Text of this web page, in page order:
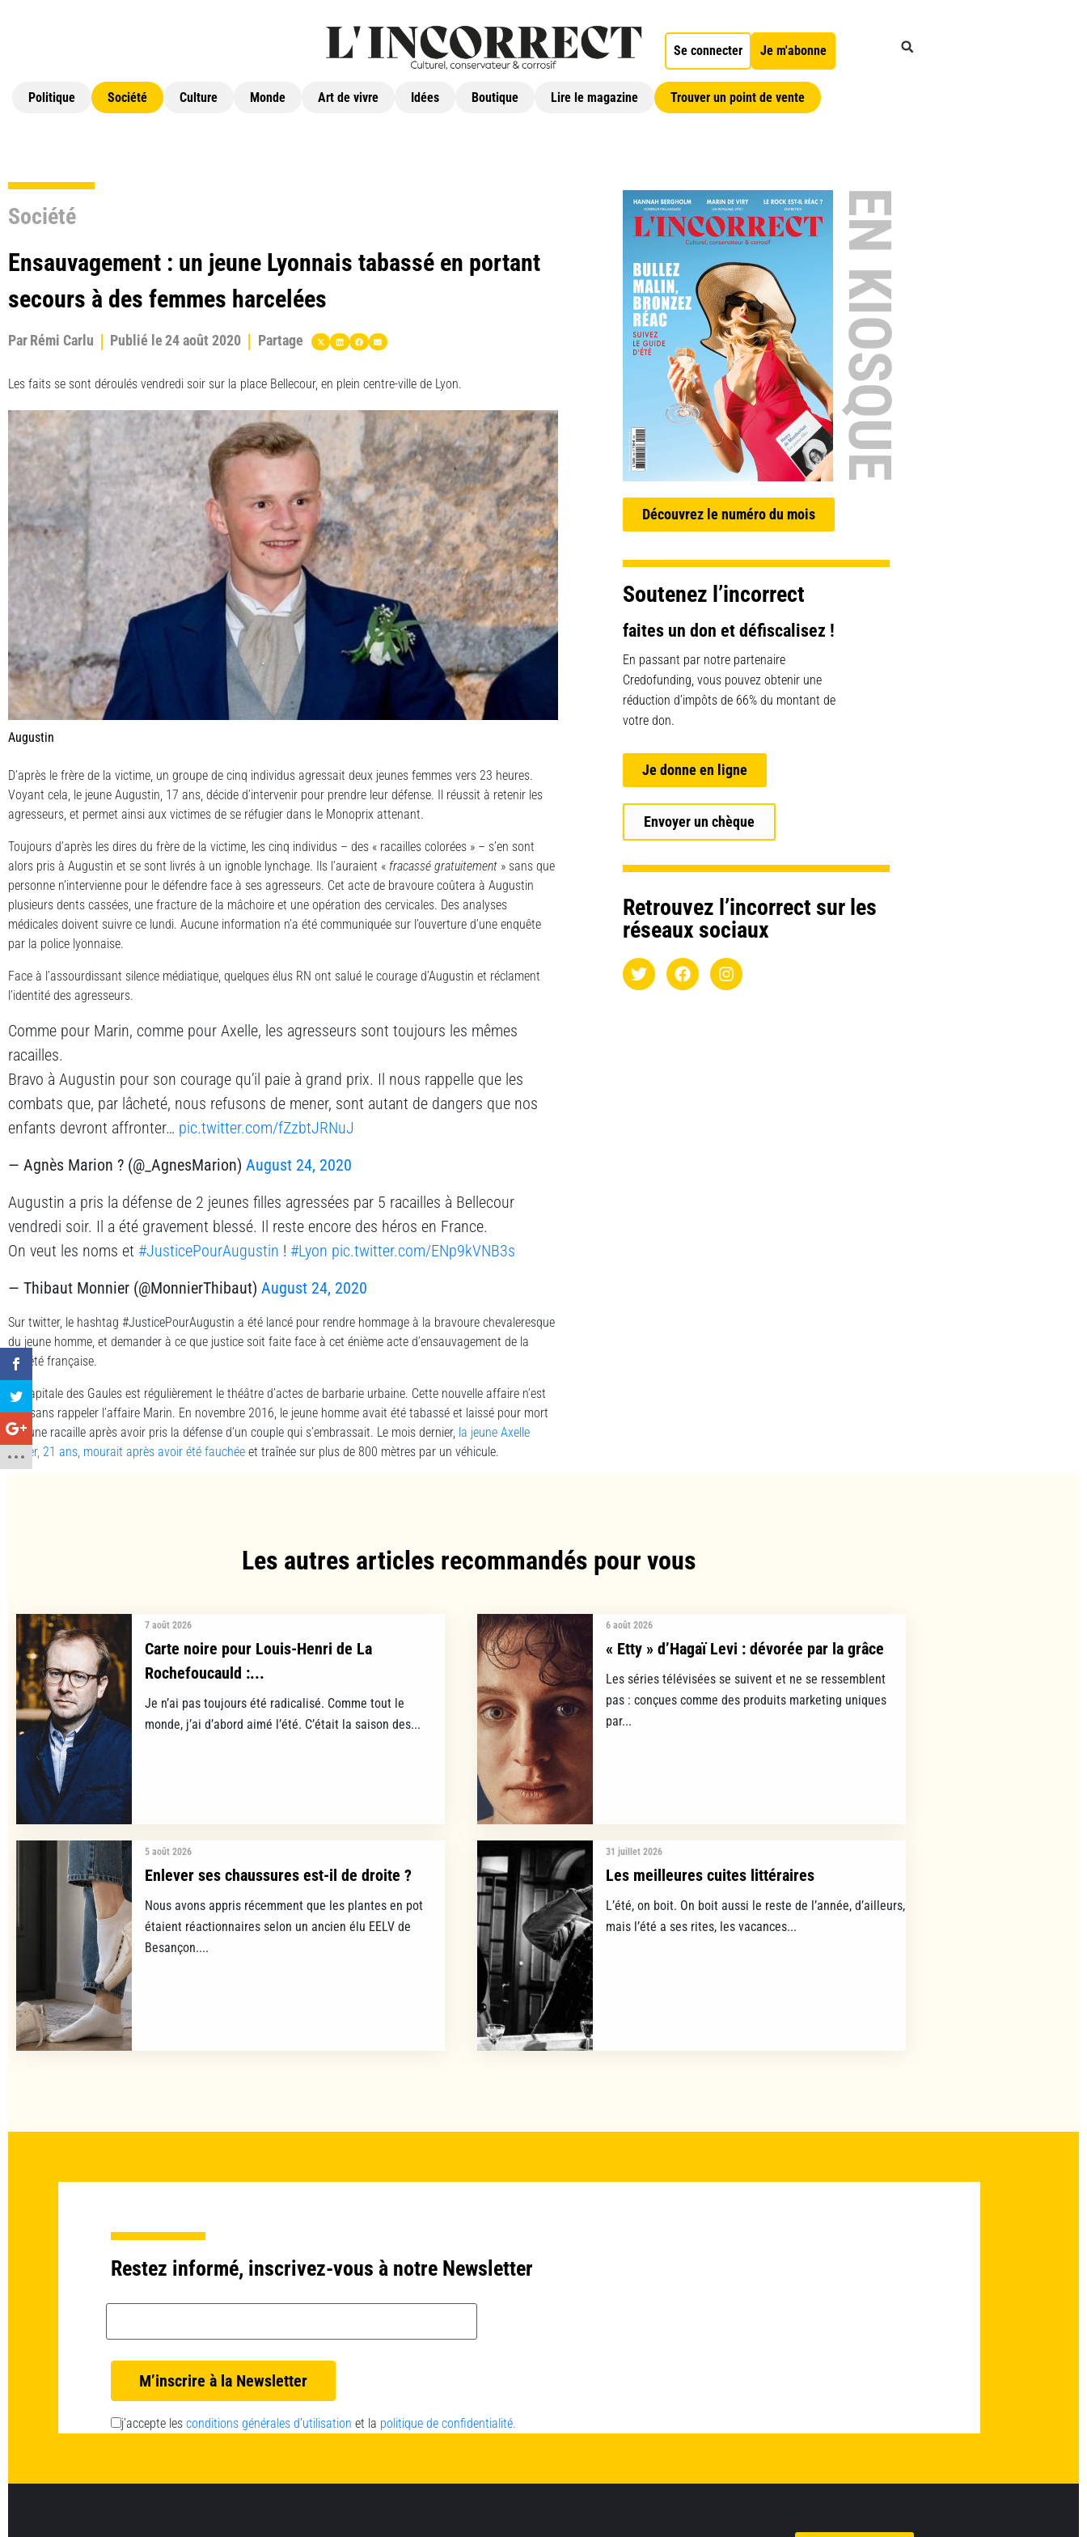
Se connecter Je m'abonne
Politique Société Culture Monde Art de vivre Idées Boutique Lire le magazine Trouver un point de vente
Société
Ensauvagement : un jeune Lyonnais tabassé en portant
secours à des femmes harcelées
ParRémi Carlu Publié le 24 août 2020 Partage
Les faits se sont déroulés vendredi soir sur la place Bellecour, en plein centre-ville de Lyon.
Augustin
D’après le frère de la victime, un groupe de cinq individus agressait deux jeunes femmes vers 23 heures.
Voyant cela, le jeune Augustin, 17 ans, décide d’intervenir pour prendre leur défense. Il réussit à retenir les
agresseurs, et permet ainsi aux victimes de se réfugier dans le Monoprix attenant.
Toujours d’après les dires du frère de la victime, les cinq individus – des « racailles colorées » – s’en sont
alors pris à Augustin et se sont livrés à un ignoble lynchage. Ils l’auraient « fracassé gratuitement » sans que
personne n’intervienne pour le défendre face à ses agresseurs. Cet acte de bravoure coûtera à Augustin
plusieurs dents cassées, une fracture de la mâchoire et une opération des cervicales. Des analyses
médicales doivent suivre ce lundi. Aucune information n’a été communiquée sur l’ouverture d’une enquête
par la police lyonnaise.
Face à l’assourdissant silence médiatique, quelques élus RN ont salué le courage d’Augustin et réclament
l’identité des agresseurs.
Comme pour Marin, comme pour Axelle, les agresseurs sont toujours les mêmes
racailles.
Bravo à Augustin pour son courage qu’il paie à grand prix. Il nous rappelle que les
combats que, par lâcheté, nous refusons de mener, sont autant de dangers que nos
enfants devront affronter… pic.twitter.com/fZzbtJRNuJ
— Agnès Marion ? (@_AgnesMarion) August 24, 2020
Augustin a pris la défense de 2 jeunes filles agressées par 5 racailles à Bellecour
vendredi soir. Il a été gravement blessé. Il reste encore des héros en France.
On veut les noms et #JusticePourAugustin ! #Lyon pic.twitter.com/ENp9kVNB3s
— Thibaut Monnier (@MonnierThibaut) August 24, 2020
Sur twitter, le hashtag #JusticePourAugustin a été lancé pour rendre hommage à la bravoure chevaleresque
du jeune homme, et demander à ce que justice soit faite face à cet énième acte d’ensauvagement de la
société française.
La capitale des Gaules est régulièrement le théâtre d’actes de barbarie urbaine. Cette nouvelle affaire n’est
pas sans rappeler l’affaire Marin. En novembre 2016, le jeune homme avait été tabassé et laissé pour mort
par une racaille après avoir pris la défense d’un couple qui s’embrassait. Le mois dernier, la jeune Axelle
Dorier, 21 ans, mourait après avoir été fauchée et traînée sur plus de 800 mètres par un véhicule.
EN KIOSQUE
Découvrez le numéro du mois
Soutenez l’incorrect
faites un don et défiscalisez !
En passant par notre partenaire
Credofunding, vous pouvez obtenir une
réduction d’impôts de 66% du montant de
votre don.
Je donne en ligne
Envoyer un chèque
Retrouvez l’incorrect sur les
réseaux sociaux
Les autres articles recommandés pour vous​
7 août 2026
Carte noire pour Louis-Henri de La
Rochefoucauld :...
Je n’ai pas toujours été radicalisé. Comme tout le
monde, j’ai d’abord aimé l’été. C’était la saison des...
6 août 2026
« Etty » d’Hagaï Levi : dévorée par la grâce
Les séries télévisées se suivent et ne se ressemblent
pas : conçues comme des produits marketing uniques
par...
5 août 2026
Enlever ses chaussures est-il de droite ?
Nous avons appris récemment que les plantes en pot
étaient réactionnaires selon un ancien élu EELV de
Besançon....
31 juillet 2026
Les meilleures cuites littéraires
L’été, on boit. On boit aussi le reste de l’année, d’ailleurs,
mais l’été a ses rites, les vacances...
Restez informé, inscrivez-vous à notre Newsletter
j’accepte les conditions générales d’utilisation et la politique de confidentialité.